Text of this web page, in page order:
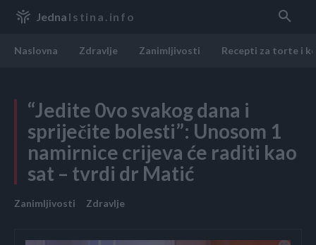
Jedna Istina.info
Naslovna Zdravlje Zanimljivosti Recepti za torte i
“Jedite 0vo svakog dana i
spriječite bolesti”: Unosom 1
namirnice crijeva će raditi kao
sat – tvrdi dr Matić
Zanimljivosti Zdravlje